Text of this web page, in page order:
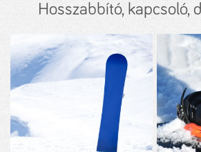
Hosszabbító, kapcsoló,